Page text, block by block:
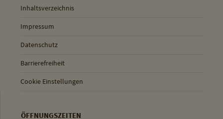
Inhaltsverzeichnis
Impressum
Datenschutz
Barrierefreiheit
Cookie Einstellungen
ÖFFNUNGSZEITEN